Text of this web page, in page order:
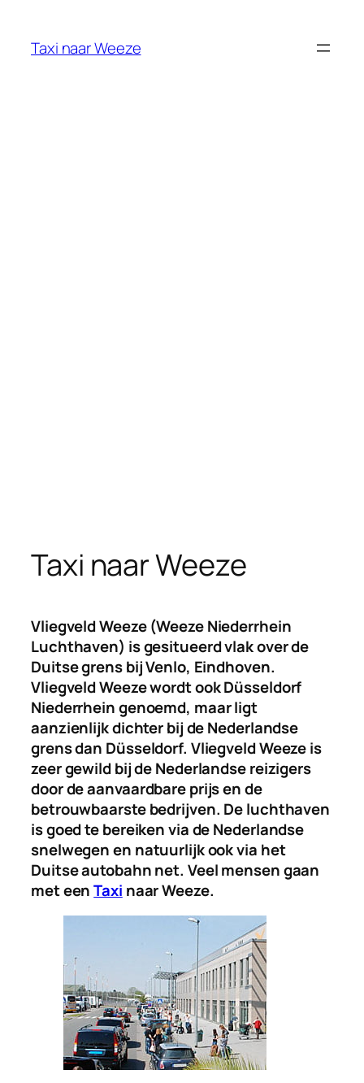
Taxi naar Weeze
Taxi naar Weeze
Vliegveld Weeze (Weeze Niederrhein
Luchthaven) is gesitueerd vlak over de
Duitse grens bij Venlo, Eindhoven.
Vliegveld Weeze wordt ook Düsseldorf
Niederrhein genoemd, maar ligt
aanzienlijk dichter bij de Nederlandse
grens dan Düsseldorf. Vliegveld Weeze is
zeer gewild bij de Nederlandse reizigers
door de aanvaardbare prijs en de
betrouwbaarste bedrijven. De luchthaven
is goed te bereiken via de Nederlandse
snelwegen en natuurlijk ook via het
Duitse autobahn net. Veel mensen gaan
met eenTaxi naar Weeze.